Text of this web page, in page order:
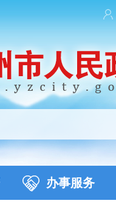
办事服务